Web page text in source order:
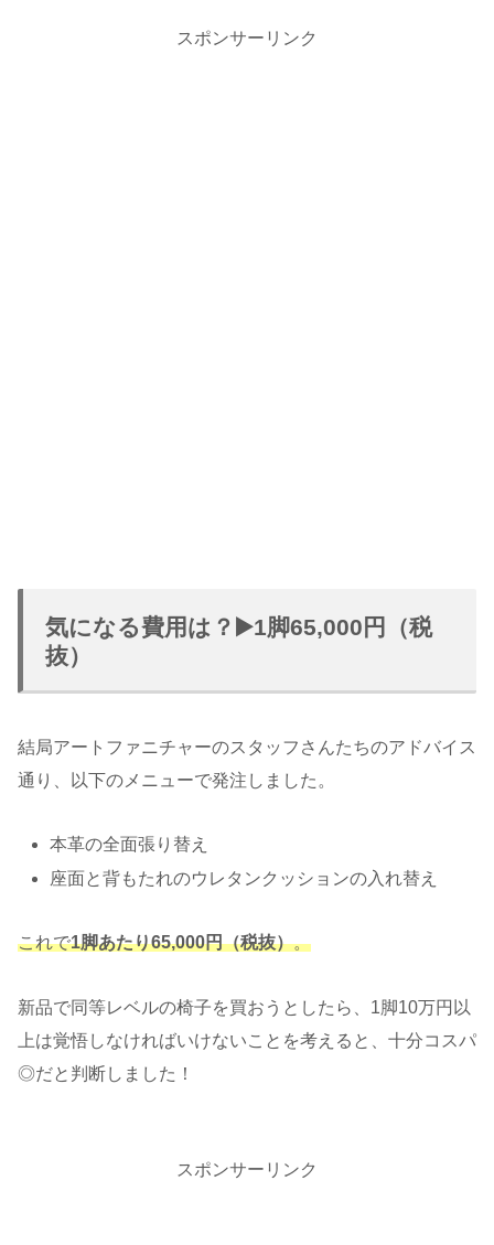
スポンサーリンク
気になる費用は？▶️1脚65,000円（税
抜）
結局アートファニチャーのスタッフさんたちのアドバイス
通り、以下のメニューで発注しました。
本革の全面張り替え
座面と背もたれのウレタンクッションの入れ替え
これで1脚あたり65,000円（税抜）。
新品で同等レベルの椅子を買おうとしたら、1脚10万円以
上は覚悟しなければいけないことを考えると、十分コスパ
◎だと判断しました！
スポンサーリンク